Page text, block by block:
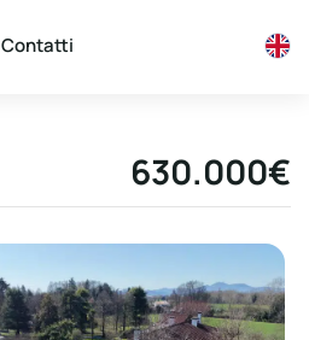
Contatti
630.000€